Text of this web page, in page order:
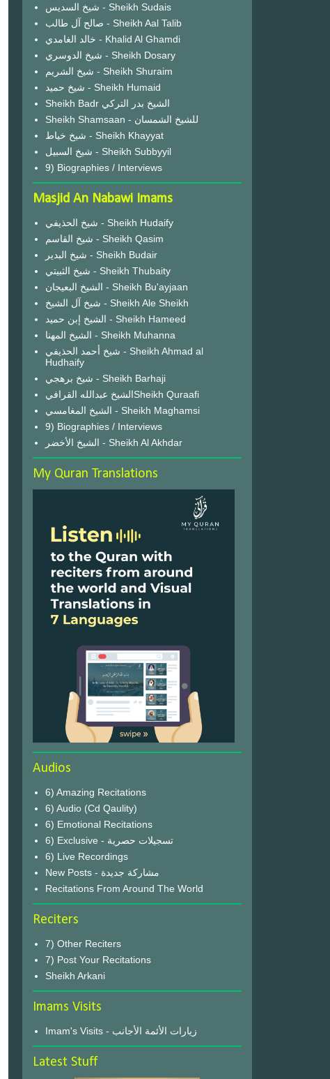
شيخ السديس - Sheikh Sudais
صالح آل طالب - Sheikh Aal Talib
خالد الغامدي - Khalid Al Ghamdi
شيخ الدوسري - Sheikh Dosary
شيخ الشريم - Sheikh Shuraim
شيخ حميد - Sheikh Humaid
Sheikh Badr الشيخ بدر التركي
Sheikh Shamsaan - للشيخ الشمسان
شيخ خياط - Sheikh Khayyat
شيخ السبيل - Sheikh Subbyyil
9) Biographies / Interviews
Masjid An Nabawi Imams
شيخ الحذيفي - Sheikh Hudaify
شيخ القاسم - Sheikh Qasim
شيخ البدير - Sheikh Budair
شيخ الثبيتي - Sheikh Thubaity
الشيخ البعيجان - Sheikh Bu'ayjaan
شيخ آل الشيخ - Sheikh Ale Sheikh
الشيخ إبن حميد - Sheikh Hameed
الشيخ المهنا - Sheikh Muhanna
شيخ أحمد الحذيفي - Sheikh Ahmad al
Hudhaify
شيخ برهجي - Sheikh Barhaji
الشيخ عبدالله القرافيSheikh Quraafi
الشيخ المغامسي - Sheikh Maghamsi
9) Biographies / Interviews
الشيخ الأخضر - Sheikh Al Akhdar
My Quran Translations
Audios
6) Amazing Recitations
6) Audio (Cd Qaulity)
6) Emotional Recitations
6) Exclusive - تسجيلات حصرية
6) Live Recordings
New Posts - مشاركة جديدة
Recitations From Around The World
Reciters
7) Other Reciters
7) Post Your Recitations
Sheikh Arkani
Imams Visits
Imam's Visits - زيارات الأئمة الأجانب
Latest Stuff